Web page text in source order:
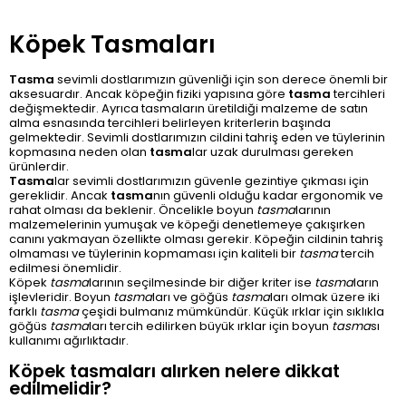
Köpek Tasmaları
Tasma sevimli dostlarımızın güvenliği için son derece önemli bir
aksesuardır. Ancak köpeğin fiziki yapısına göre tasmatercihleri
değişmektedir. Ayrıca tasmaların üretildiği malzeme de satın
alma esnasında tercihleri belirleyen kriterlerin başında
gelmektedir. Sevimli dostlarımızın cildini tahriş eden ve tüylerinin
kopmasına neden olan tasmalar uzak durulması gereken
ürünlerdir.
Tasmalar sevimli dostlarımızın güvenle gezintiye çıkması için
gereklidir. Ancak tasmanın güvenli olduğu kadar ergonomik ve
rahat olması da beklenir. Öncelikle boyun tasmalarının
malzemelerinin yumuşak ve köpeği denetlemeye çakışırken
canını yakmayan özellikte olması gerekir. Köpeğin cildinin tahriş
olmaması ve tüylerinin kopmaması için kaliteli bir tasmatercih
edilmesi önemlidir.
Köpek tasmalarının seçilmesinde bir diğer kriter ise tasmaların
işlevleridir. Boyun tasmaları ve göğüs tasmaları olmak üzere iki
farklı tasmaçeşidi bulmanız mümkündür. Küçük ırklar için sıklıkla
göğüs tasmaları tercih edilirken büyük ırklar için boyun tasması
kullanımı ağırlıktadır.
Köpek tasmaları alırken nelere dikkat
edilmelidir?